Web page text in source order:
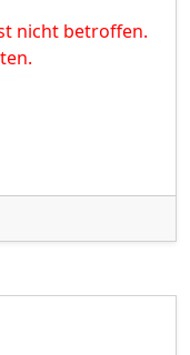
nicht betroffen.
verfügbar"
'Wii U